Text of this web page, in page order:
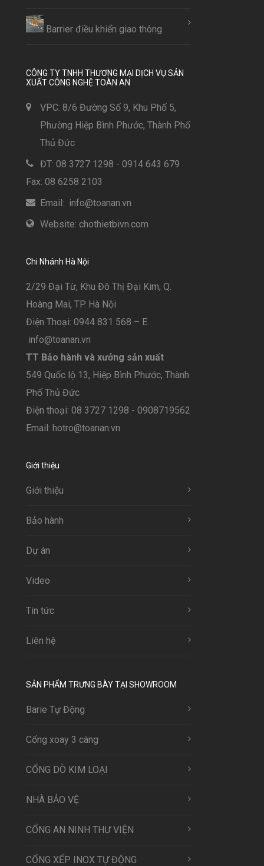
Barrier điều khiển giao thông
CÔNG TY TNHH THƯƠNG MẠI DỊCH VỤ SẢN
XUẤT CÔNG NGHỆ TOÀN AN
VPC: 8/6 Đường Số 9, Khu Phố 5,
Phường Hiệp Bình Phước, Thành Phố
Thủ Đức
ĐT: 08 3727 1298 - 0914 643 679
Fax: 08 6258 2103
Email: info@toanan.vn
Website: chothietbivn.com
Chi Nhánh Hà Nội
2/29 Đại Từ, Khu Đô Thị Đại Kim, Q.
Hoàng Mai, TP. Hà Nội
Điện Thoại: 0944 831 568 – E.
info@toanan.vn
TT Bảo hành và xưởng sản xuất
549 Quốc lộ 13, Hiệp Bình Phước, Thành
Phố Thủ Đức
Điện thoại: 08 3727 1298 - 0908719562
Email: hotro@toanan.vn
Giới thiệu
Giới thiệu
Bảo hành
Dự án
Video
Tin tức
Liên hệ
SẢN PHẨM TRƯNG BÀY TẠI SHOWROOM
Barie Tự Động
Cổng xoay 3 càng
CỔNG DÒ KIM LOẠI
NHÀ BẢO VỆ
CỔNG AN NINH THƯ VIỆN
CỔNG XẾP INOX TỰ ĐỘNG